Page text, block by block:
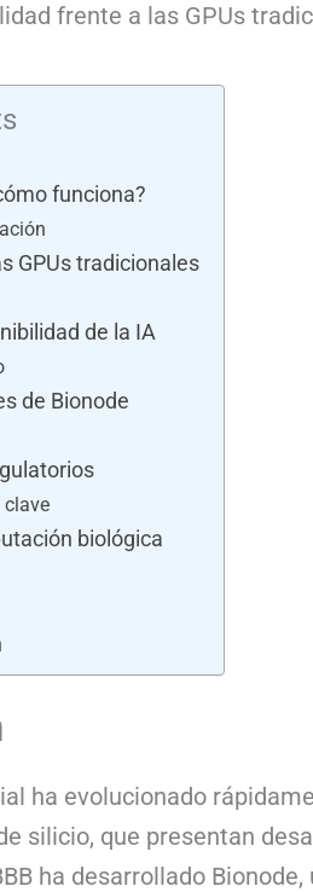
frente a las GPUs
funciona?
GPUs tradicionales
de la IA
de Bionode
clave
biológica
ha evolucionado
silicio, que presentan
ha desarrollado